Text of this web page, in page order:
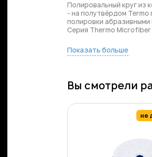
Полировальный круг из
- на полутвёрдом Termo
полировки абразивными
Серия Thermo Microfiber
Показать больше
Вы смотрели
не